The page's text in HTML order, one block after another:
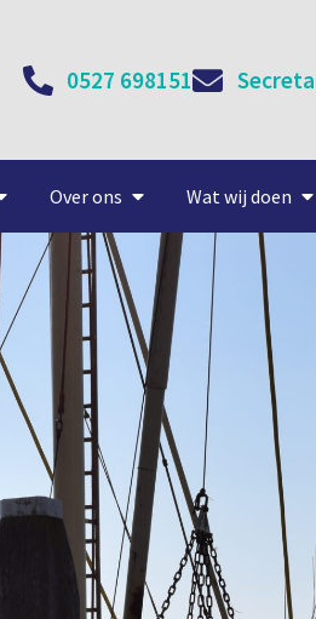
0527 698151
Over ons Wat wij doen